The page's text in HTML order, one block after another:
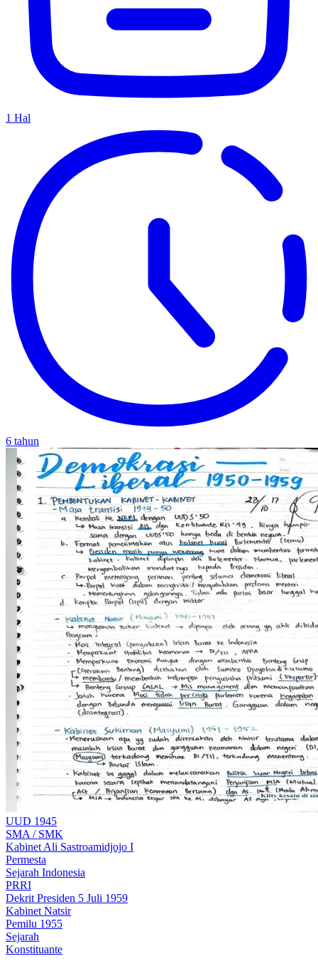
1 Hal
6 tahun
UUD 1945
SMA / SMK
Kabinet Ali Sastroamidjojo I
Permesta
Sejarah Indonesia
PRRI
Dekrit Presiden 5 Juli 1959
Kabinet Natsir
Pemilu 1955
Sejarah
Konstituante